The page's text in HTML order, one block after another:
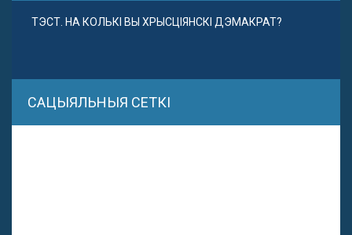
ТЭСТ. НА КОЛЬКІ ВЫ ХРЫСЦІЯНСКІ ДЭМАКРАТ?
САЦЫЯЛЬНЫЯ СЕТКІ